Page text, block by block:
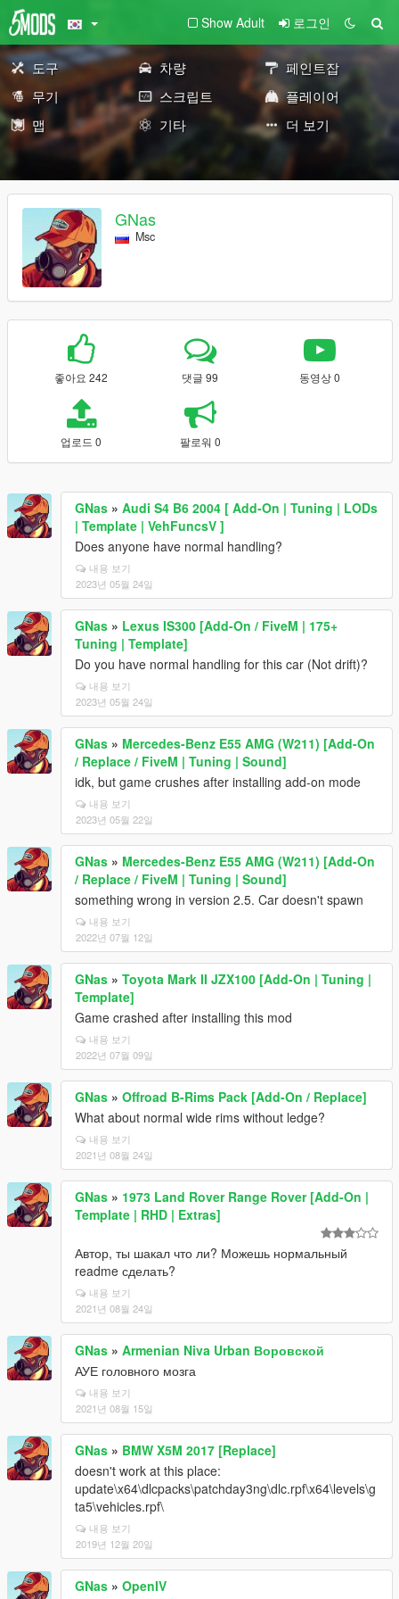
Show Adult 로그인
도구 차량
페인트잡
무기
스크립트
플레이어
맵
기타 더 보기
GNas
Msc
좋아요 242 댓글 99 동영상 0
업로드 0 팔로워 0
GNas » Audi S4 B6 2004 [ Add-On | Tuning | LODs
| Template | VehFuncsV ]
Does anyone have normal handling?
내용 보기
2023년 05월 24일
GNas » Lexus IS300 [Add-On / FiveM | 175+
Tuning | Template]
Do you have normal handling for this car (Not drift)?
내용 보기
2023년 05월 24일
GNas » Mercedes-Benz E55 AMG (W211) [Add-On
/ Replace / FiveM | Tuning | Sound]
idk, but game crushes after installing add-on mode
내용 보기
2023년 05월 22일
GNas » Mercedes-Benz E55 AMG (W211) [Add-On
/ Replace / FiveM | Tuning | Sound]
something wrong in version 2.5. Car doesn't spawn
내용 보기
2022년 07월 12일
GNas » Toyota Mark II JZX100 [Add-On | Tuning |
Template]
Game crashed after installing this mod
내용 보기
2022년 07월 09일
GNas » Offroad B-Rims Pack [Add-On / Replace]
What about normal wide rims without ledge?
내용 보기
2021년 08월 24일
GNas » 1973 Land Rover Range Rover [Add-On |
Template | RHD | Extras]
Автор, ты шакал что ли? Можешь нормальный
readme сделать?
내용 보기
2021년 08월 24일
GNas » Armenian Niva Urban Воровской
АУЕ головного мозга
내용 보기
2021년 08월 15일
GNas » BMW X5M 2017 [Replace]
doesn't work at this place:
update\x64\dlcpacks\patchday3ng\dlc.rpf\x64\levels\g
ta5\vehicles.rpf\
내용 보기
2019년 12월 20일
GNas » OpenIV